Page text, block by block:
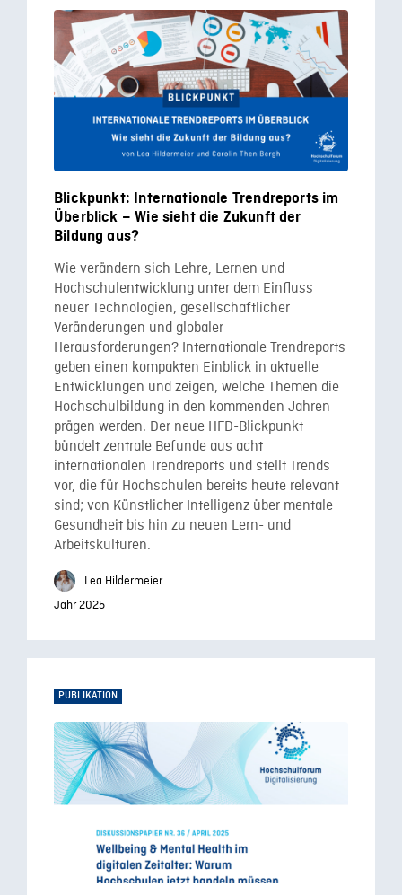
Blickpunkt: Internationale Trendreports im
Überblick – Wie sieht die Zukunft der
Bildung aus?
Wie verändern sich Lehre, Lernen und
Hochschulentwicklung unter dem Einfluss
neuer Technologien, gesellschaftlicher
Veränderungen und globaler
Herausforderungen? Internationale Trendreports
geben einen kompakten Einblick in aktuelle
Entwicklungen und zeigen, welche Themen die
Hochschulbildung in den kommenden Jahren
prägen werden. Der neue HFD-Blickpunkt
bündelt zentrale Befunde aus acht
internationalen Trendreports und stellt Trends
vor, die für Hochschulen bereits heute relevant
sind; von Künstlicher Intelligenz über mentale
Gesundheit bis hin zu neuen Lern- und
Arbeitskulturen.
Lea Hildermeier
Jahr 2025
PUBLIKATION